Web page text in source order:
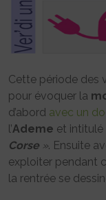
Cette période des
pour évoquer la
d’abord avec un
l’Ademe et intitulé
Corse ». Ensuite
exploiter pendant
la rentrée se